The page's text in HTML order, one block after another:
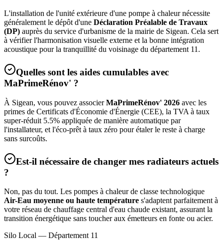
L'installation de l'unité extérieure d'une pompe à chaleur nécessite
généralement le dépôt d'une Déclaration Préalable de Travaux
(DP) auprès du service d'urbanisme de la mairie de Sigean. Cela sert
à vérifier l'harmonisation visuelle externe et la bonne intégration
acoustique pour la tranquillité du voisinage du département 11.
Quelles sont les aides cumulables avec
MaPrimeRénov' ?
À Sigean, vous pouvez associerMaPrimeRénov' 2026 avec les
primes de Certificats d'Économie d'Énergie (CEE), la TVA à taux
super-réduit 5.5% appliquée de manière automatique par
l'installateur, et l'éco-prêt à taux zéro pour étaler le reste à charge
sans surcoûts.
Est-il nécessaire de changer mes radiateurs actuels
?
Non, pas du tout. Les pompes à chaleur de classe technologique
Air-Eau moyenne ou haute température s'adaptent parfaitement à
votre réseau de chauffage central d'eau chaude existant, assurant la
transition énergétique sans toucher aux émetteurs en fonte ou acier.
Silo Local — Département 11